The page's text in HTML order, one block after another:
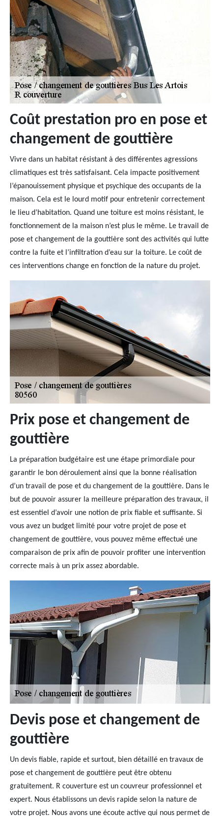
Coût prestation pro en pose et
changement de gouttière
Vivre dans un habitat résistant à des différentes agressions
climatiques est très satisfaisant. Cela impacte positivement
l’épanouissement physique et psychique des occupants de la
maison. Cela est le lourd motif pour entretenir correctement
le lieu d’habitation. Quand une toiture est moins résistant, le
fonctionnement de la maison n’est plus le même. Le travail de
pose et changement de la gouttière sont des activités qui lutte
contre la fuite et l’infiltration d’eau sur la toiture. Le coût de
ces interventions change en fonction de la nature du projet.
Prix pose et changement de
gouttière
La préparation budgétaire est une étape primordiale pour
garantir le bon déroulement ainsi que la bonne réalisation
d’un travail de pose et du changement de la gouttière. Dans le
but de pouvoir assurer la meilleure préparation des travaux, il
est essentiel d’avoir une notion de prix fiable et suffisante. Si
vous avez un budget limité pour votre projet de pose et
changement de gouttière, vous pouvez même effectué une
comparaison de prix afin de pouvoir profiter une intervention
correcte mais à un prix assez abordable.
Devis pose et changement de
gouttière
Un devis fiable, rapide et surtout, bien détaillé en travaux de
pose et changement de gouttière peut être obtenu
gratuitement. R couverture est un couvreur professionnel et
expert. Nous établissons un devis rapide selon la nature de
votre projet. Nous avons une écoute active qui nous permet de